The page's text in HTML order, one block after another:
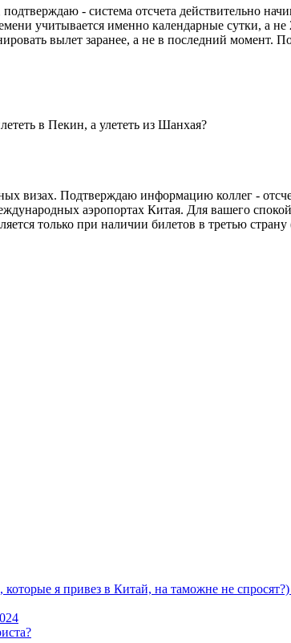
- система отсчета действительно
учитывается именно календарные сутки, а
вылет заранее, а не в последний момент.
в Пекин, а улететь из Шанхая?
визах. Подтверждаю информацию коллег -
аэропортах Китая. Для вашего
только при наличии билетов в третью
которые я привез в Китай, на таможне не